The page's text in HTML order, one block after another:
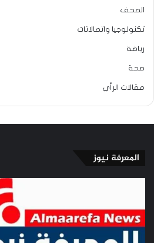
الصحف
تكنولوجيا واتصالاتات
رياضة
صحة
مقالات الرأي
المعرفة نيوز